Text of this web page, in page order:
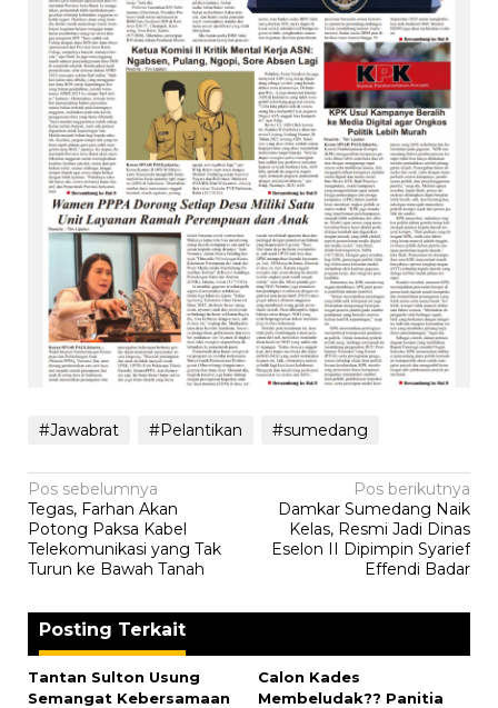
#Jawabrat #Pelantikan #sumedang
Navigasi
pos
Pos sebelumnya
Tegas, Farhan Akan
Potong Paksa Kabel
Telekomunikasi yang Tak
Turun ke Bawah Tanah
Pos berikutnya
‎Damkar Sumedang Naik
Kelas, Resmi Jadi Dinas
Eselon II Dipimpin Syarief
Effendi Badar
Posting Terkait
‎Tantan Sulton Usung
Semangat Kebersamaan
‎Calon Kades
Membeludak?? Panitia